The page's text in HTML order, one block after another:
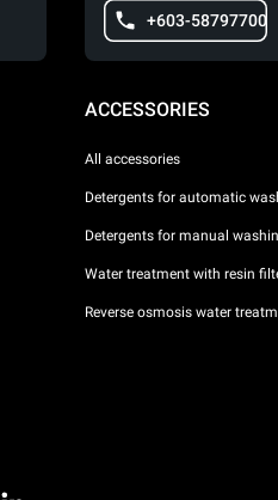
+603-58797700
ACCESSORIES
All accessories
Detergents for automatic
Detergents for manual
Water treatment with resin
Reverse osmosis water